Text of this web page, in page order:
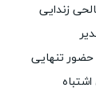
زندایی
تنهایی